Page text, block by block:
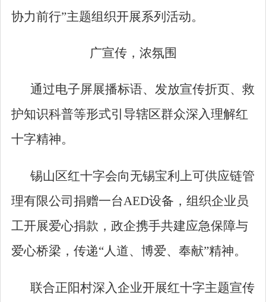
协力前行”主题组织开展系列活动。
广宣传，浓氛围
通过电子屏展播标语、发放宣传折页、救
护知识科普等形式引导辖区群众深入理解红
十字精神。
锡山区红十字会向无锡宝利上可供应链管
理有限公司捐赠一台AED设备，组织企业员
工开展爱心捐款，政企携手共建应急保障与
爱心桥梁，传递“人道、博爱、奉献”精神。
联合正阳村深入企业开展红十字主题宣传